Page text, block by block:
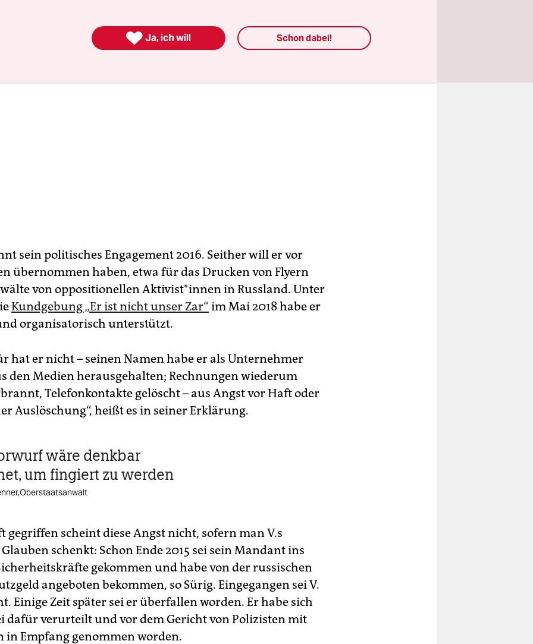
sein politisches Engagement 2016. Seither will er vor
übernommen haben, etwa für das Drucken von Flyern
von oppositionellen Aktivist*innen in Russland. Unter
Kundgebung „Er ist nicht unser Zar“ im Mai 2018 habe er
organisatorisch unterstützt.
hat er nicht – seinen Namen habe er als Unternehmer
den Medien herausgehalten; Rechnungen wiederum
Telefonkontakte gelöscht – aus Angst vor Haft oder
Auslöschung“, heißt es in seiner Erklärung.
wäre denkbar
um fingiert zu werden
gegriffen scheint diese Angst nicht, sofern man V.s
schenkt: Schon Ende 2015 sei sein Mandant ins
gekommen und habe von der russischen
angeboten bekommen, so Sürig. Eingegangen sei V.
Einige Zeit später sei er überfallen worden. Er habe sich
dafür verurteilt und vor dem Gericht von Polizisten mit
in Empfang genommen worden.
 Ja, ich will Schon dabei!